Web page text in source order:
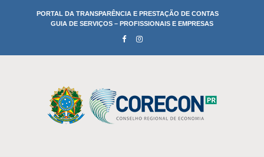
PORTAL DA TRANSPARÊNCIA E PRESTAÇÃO DE CONTAS
GUIA DE SERVIÇOS – PROFISSIONAIS E EMPRESAS